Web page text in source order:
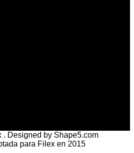
Designed by Shape5.com
para Filex en 2015